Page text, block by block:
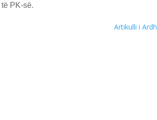
të PK-së.
Artikulli i